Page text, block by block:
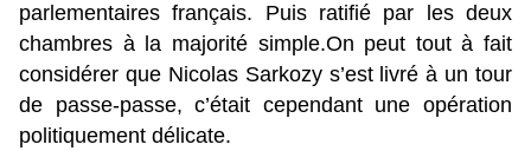
parlementaires français. Puis ratifié par les deux
chambres à la majorité simple.On peut tout à fait
considérer que Nicolas Sarkozy s’est livré à un tour
de passe-passe, c’était cependant une opération
politiquement délicate.